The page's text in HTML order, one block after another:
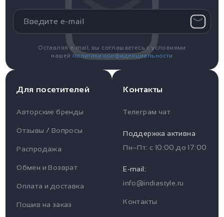
Контакты
Для пользователя
Информация
Для посетителей
Авторские бренды
Отзывы / Вопросы
Распродажа
Обмен и Возврат
Оплата и доставка
Пошив на заказ
Оставляя e-mail, вы соглашаетесь с условиями
нашей политики конфиденциальности
Контакты
Телеграм чат
Поддержка активна
Пн–Пт: с 10:00 до 17:00
E-mail:
info@indiastyle.ru
Контакты